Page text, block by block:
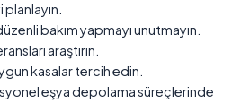
bakım yapmayı unutmayın.
araştırın.
kasalar tercih edin.
eşya depolama süreçlerinde